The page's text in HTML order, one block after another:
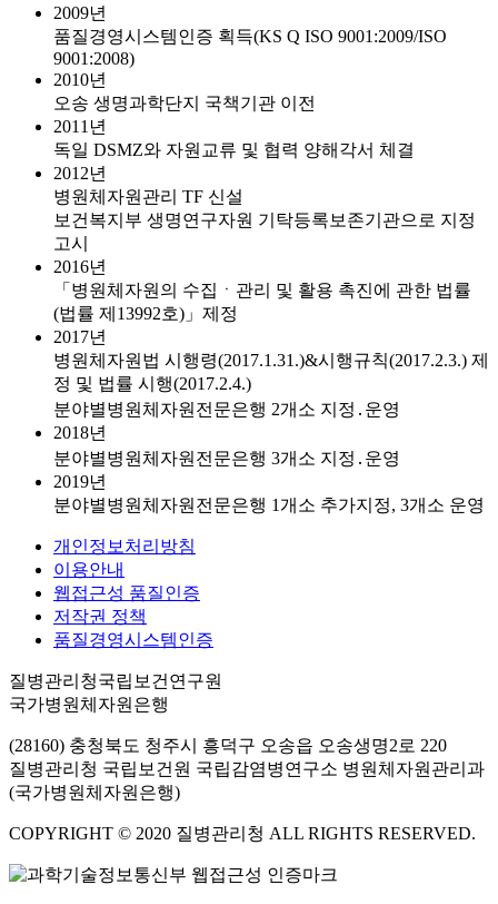
2009년
품질경영시스템인증 획득(KS Q ISO 9001:2009/ISO
9001:2008)
2010년
오송 생명과학단지 국책기관 이전
2011년
독일 DSMZ와 자원교류 및 협력 양해각서 체결
2012년
병원체자원관리 TF 신설
보건복지부 생명연구자원 기탁등록보존기관으로 지정
고시
2016년
「병원체자원의 수집ㆍ관리 및 활용 촉진에 관한 법률
(법률 제13992호)」제정
2017년
병원체자원법 시행령(2017.1.31.)&시행규칙(2017.2.3.) 제
정 및 법률 시행(2017.2.4.)
분야별병원체자원전문은행 2개소 지정․운영
2018년
분야별병원체자원전문은행 3개소 지정․운영
2019년
분야별병원체자원전문은행 1개소 추가지정, 3개소 운영
개인정보처리방침
이용안내
웹접근성 품질인증
저작권 정책
품질경영시스템인증
질병관리청국립보건연구원
국가병원체자원은행
(28160) 충청북도 청주시 흥덕구 오송읍 오송생명2로 220
질병관리청 국립보건원 국립감염병연구소 병원체자원관리과
(국가병원체자원은행)
COPYRIGHT © 2020 질병관리청 ALL RIGHTS RESERVED.